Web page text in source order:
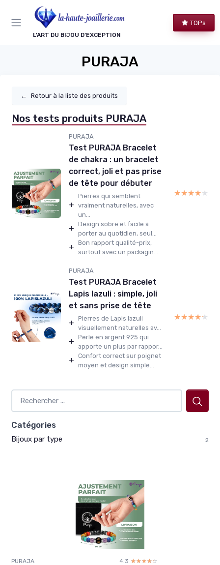
L’ART DU BIJOU D’EXCEPTION
TOPs
PURAJA
← Retour à la liste des produits
Nos tests produits PURAJA
PURAJA
Test PURAJA Bracelet
de chakra : un bracelet
correct, joli et pas prise
de tête pour débuter
+
Pierres qui semblent
vraiment naturelles, avec
un...
+ Design sobre et facile à
porter au quotidien, seul...
+ Bon rapport qualité-prix,
surtout avec un packagin...
★★★★★
★★★★★
PURAJA
Test PURAJA Bracelet
Lapis lazuli : simple, joli
et sans prise de tête
+ Pierres de Lapis lazuli
visuellement naturelles av...
+ Perle en argent 925 qui
apporte un plus par rappor...
+ Confort correct sur poignet
moyen et design simple...
★★★★★
★★★★★
Catégories
Bijoux par type 2
PURAJA 4.3 ☆☆☆☆☆
★★★★★
Panneau de gestion des cookies